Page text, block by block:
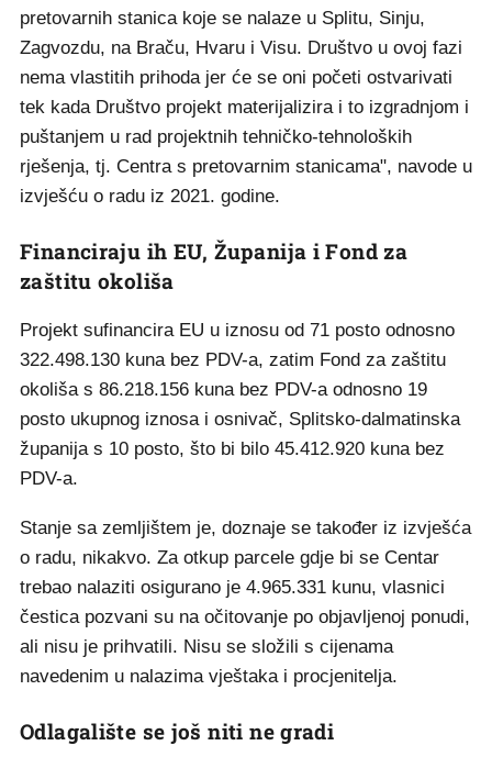
pretovarnih stanica koje se nalaze u Splitu, Sinju,
Zagvozdu, na Braču, Hvaru i Visu. Društvo u ovoj fazi
nema vlastitih prihoda jer će se oni početi ostvarivati
tek kada Društvo projekt materijalizira i to izgradnjom i
puštanjem u rad projektnih tehničko-tehnoloških
rješenja, tj. Centra s pretovarnim stanicama", navode u
izvješću o radu iz 2021. godine.
Financiraju ih EU, Županija i Fond za
zaštitu okoliša
Projekt sufinancira EU u iznosu od 71 posto odnosno
322.498.130 kuna bez PDV-a, zatim Fond za zaštitu
okoliša s 86.218.156 kuna bez PDV-a odnosno 19
posto ukupnog iznosa i osnivač, Splitsko-dalmatinska
županija s 10 posto, što bi bilo 45.412.920 kuna bez
PDV-a.
Stanje sa zemljištem je, doznaje se također iz izvješća
o radu, nikakvo. Za otkup parcele gdje bi se Centar
trebao nalaziti osigurano je 4.965.331 kunu, vlasnici
čestica pozvani su na očitovanje po objavljenoj ponudi,
ali nisu je prihvatili. Nisu se složili s cijenama
navedenim u nalazima vještaka i procjenitelja.
Odlagalište se još niti ne gradi